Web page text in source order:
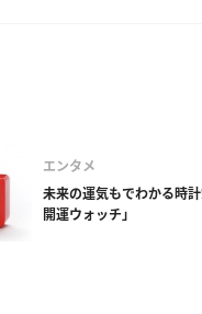
エンタメ
未来の運気もでわかる時
開運ウォッチ」